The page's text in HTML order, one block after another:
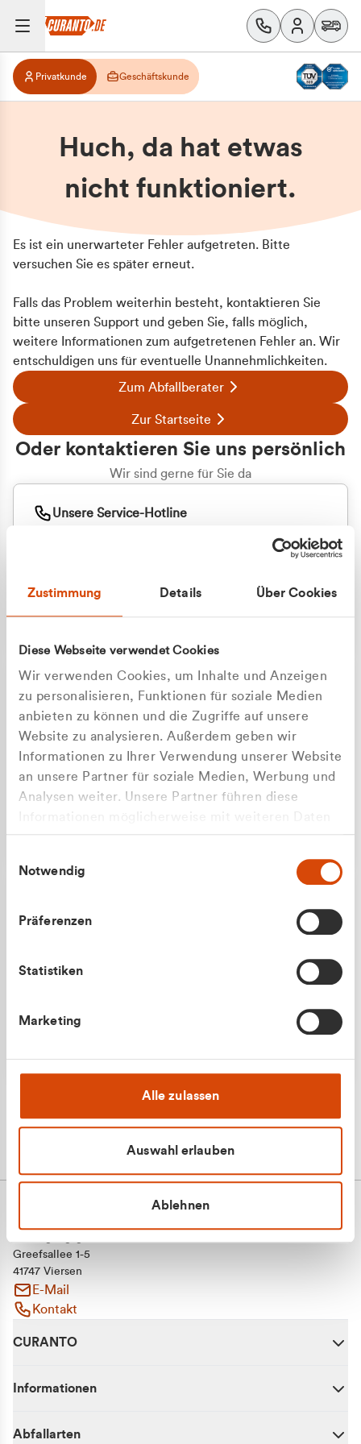
Zustimmung Details Über Cookies
Diese Webseite verwendet Cookies
Wir verwenden Cookies, um Inhalte und Anzeigen
zu personalisieren, Funktionen für soziale Medien
anbieten zu können und die Zugriffe auf unsere
Website zu analysieren. Außerdem geben wir
Informationen zu Ihrer Verwendung unserer Website
an unsere Partner für soziale Medien, Werbung und
Analysen weiter. Unsere Partner führen diese
gesammelt haben.
Notwendig
Präferenzen
Statistiken
Marketing
Alle zulassen
Auswahl erlauben
Ablehnen
Privatkunde Geschäftskunde
Huch, da hat etwas
nicht funktioniert.
Es ist ein unerwarteter Fehler aufgetreten. Bitte
versuchen Sie es später erneut.
Falls das Problem weiterhin besteht, kontaktieren Sie
bitte unseren Support und geben Sie, falls möglich,
weitere Informationen zum aufgetretenen Fehler an. Wir
entschuldigen uns für eventuelle Unannehmlichkeiten.
Zum Abfallberater
Zur Startseite
Oder kontaktieren Sie uns persönlich
Wir sind gerne für Sie da
Unsere Service-Hotline
+49 177 8376058
Apilash Balanesan
Greefsallee 1-5
41747 Viersen
E-Mail
Kontakt
CURANTO
Informationen
Abfallarten